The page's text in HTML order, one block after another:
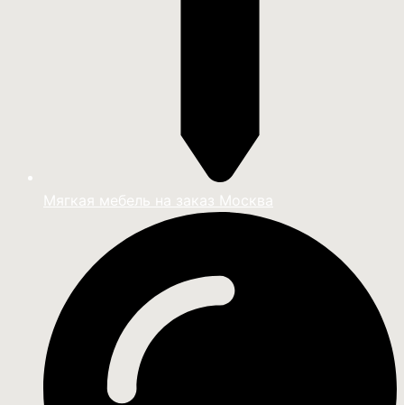
Мягкая мебель на заказ Москва